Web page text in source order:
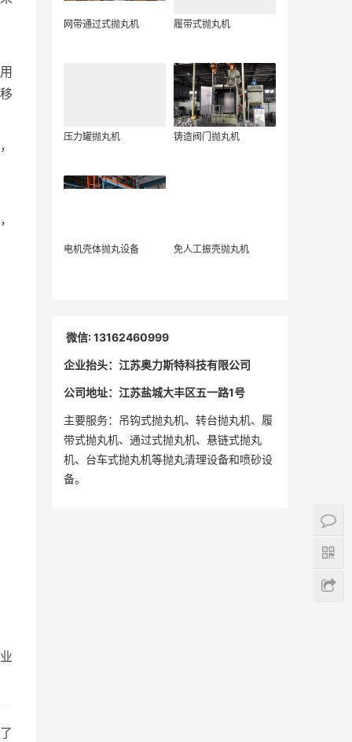
网带通过式抛丸机 履带式抛丸机
压力罐抛丸机 铸造阀门抛丸机
电机壳体抛丸设备 免人工振壳抛丸机
微信: 13162460999
企业抬头：江苏奥力斯特科技有限公司
公司地址：江苏盐城大丰区五一路1号
主要服务：吊钩式抛丸机、转台抛丸机、履
带式抛丸机、通过式抛丸机、悬链式抛丸
机、台车式抛丸机等抛丸清理设备和喷砂设
备。